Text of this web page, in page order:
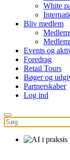
White
Bliv medlem
Events og
Foredrag
Retail Tours
Bøger og
Partnerskaber
Log ind